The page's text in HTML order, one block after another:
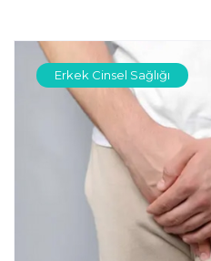
Erkek Cinsel Sağlığı